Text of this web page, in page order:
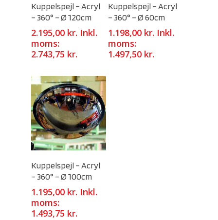
Kuppelspejl – Acryl
– 360° – Ø 120cm
2.195,00 kr. Inkl.
moms:
2.743,75 kr.
Kuppelspejl – Acryl
– 360° – Ø 60cm
1.198,00 kr. Inkl.
moms:
1.497,50 kr.
Kuppelspejl – Acryl
– 360° – Ø 100cm
1.195,00 kr. Inkl.
moms:
1.493,75 kr.